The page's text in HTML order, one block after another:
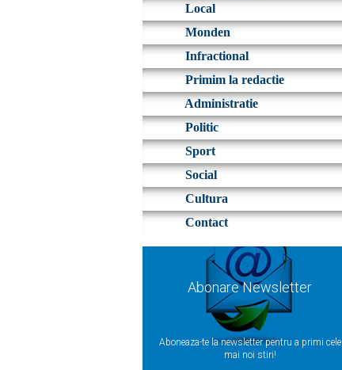
Local
Monden
Infractional
Primim la redactie
Administratie
Politic
Sport
Social
Cultura
Contact
Abonare Newsletter
Aboneaza-te la newsletter pentru a primi cele
mai noi stiri!